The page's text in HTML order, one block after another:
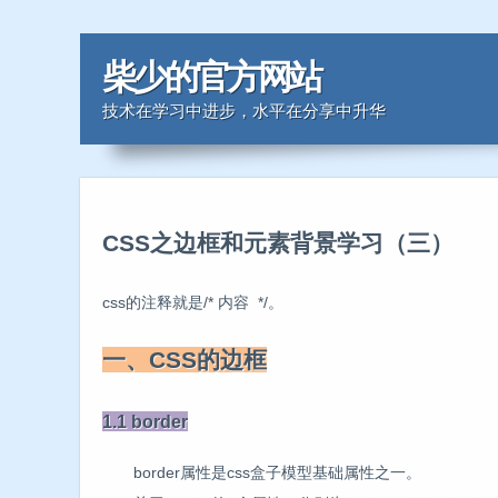
柴少的官方网站
技术在学习中进步，水平在分享中升华
CSS之边框和元素背景学习（三）
css的注释就是/* 内容 */。
一、CSS的边框
1.1 border
border属性是css盒子模型基础属性之一。